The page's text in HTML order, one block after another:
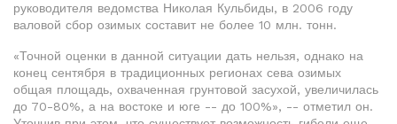
руководителя ведомства Николая Кульбиды, в 2006 году
валовой сбор озимых составит не более 10 млн. тонн.
«Точной оценки в данной ситуации дать нельзя, однако на
конец сентября в традиционных регионах сева озимых
общая площадь, охваченная грунтовой засухой, увеличилась
до 70-80%, а на востоке и юге -- до 100%», -- отметил он.